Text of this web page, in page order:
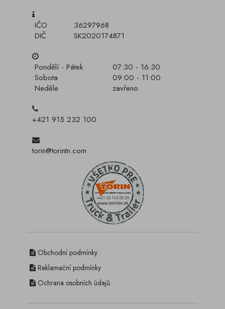
IČO
36297968
DIČ
SK2020174871
Pondělí - Pátek
07:30 - 16:30
Sobota
09:00 - 11:00
Neděle
zavřeno
+421 915 232 100
torin@torintn.com
Obchodní podmínky
Reklamační podmínky
Ochrana osobních údajů